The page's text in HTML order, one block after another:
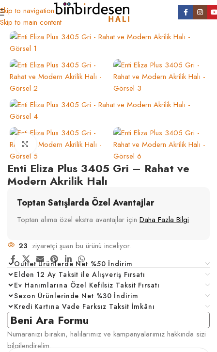
Skip to navigation
Skip to main content
Ana Sayfa /Tüm Ürünler Koleksiyonlar
Click to enlarge
Enti Eliza Plus 3405 Gri – Rahat ve
Modern Akrilik Halı
Toptan Satışlarda Özel Avantajlar
Toptan alıma özel ekstra avantajlar için Daha Fazla Bilgi
23 ziyaretçi şuan bu ürünü inceliyor.
Outlet Ürünlerde Net %50 İndirim
Elden 12 Ay Taksit ile Alışveriş Fırsatı
Ev Hanımlarına Özel Kefilsiz Taksit Fırsatı
Sezon Ürünlerinde Net %30 İndirim
Kredi Kartına Vade Farksız Taksit İmkânı
Beni Ara Formu
Numaranızı bırakın, halılarımız ve kampanyalarımız hakkında sizi
bilgilendirelim.